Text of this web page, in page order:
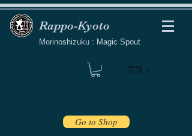
Rappo-Kyoto
Morinoshizuku : Magic Spout
言語→
Go to Shop